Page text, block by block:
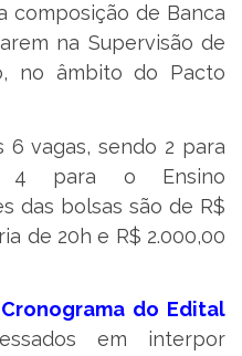
composição de Banca
na Supervisão de
no âmbito do Pacto
vagas, sendo 2 para
4 para o Ensino
das bolsas são de R$
de 20h e R$ 2.000,00
Cronograma do Edital
em interpor